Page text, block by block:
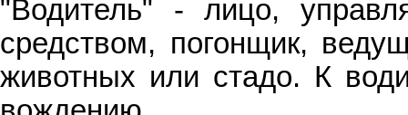
"Водитель" - лицо,
средством, погонщик,
животных или стадо. К